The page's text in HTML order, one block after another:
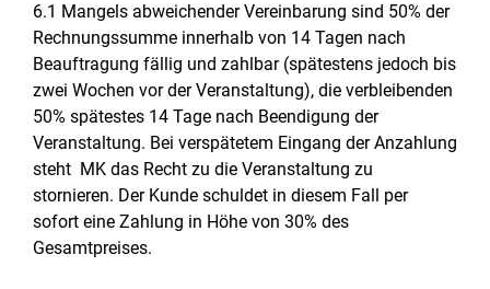
6.1 Mangels abweichender Vereinbarung sind 50% der
Rechnungssumme innerhalb von 14 Tagen nach
Beauftragung fällig und zahlbar (spätestens jedoch bis
zwei Wochen vor der Veranstaltung), die verbleibenden
50% spätestes 14 Tage nach Beendigung der
Veranstaltung. Bei verspätetem Eingang der Anzahlung
steht MK das Recht zu die Veranstaltung zu
stornieren. Der Kunde schuldet in diesem Fall per
sofort eine Zahlung in Höhe von 30% des
Gesamtpreises.